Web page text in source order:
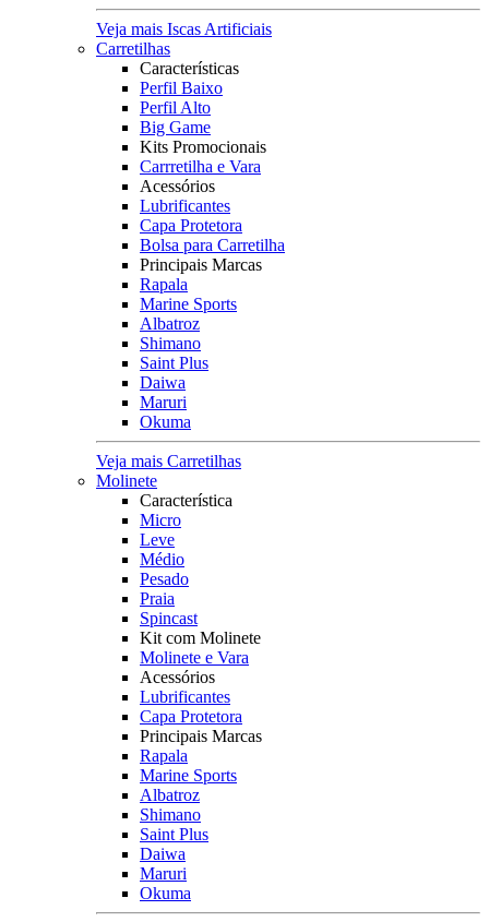
Veja mais Iscas Artificiais
Carretilhas
Características
Perfil Baixo
Perfil Alto
Big Game
Kits Promocionais
Carrretilha e Vara
Acessórios
Lubrificantes
Capa Protetora
Bolsa para Carretilha
Principais Marcas
Rapala
Marine Sports
Albatroz
Shimano
Saint Plus
Daiwa
Maruri
Okuma
Veja mais Carretilhas
Molinete
Característica
Micro
Leve
Médio
Pesado
Praia
Spincast
Kit com Molinete
Molinete e Vara
Acessórios
Lubrificantes
Capa Protetora
Principais Marcas
Rapala
Marine Sports
Albatroz
Shimano
Saint Plus
Daiwa
Maruri
Okuma